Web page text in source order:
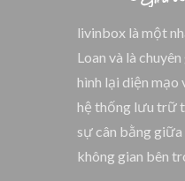
livinbox là một
Loan và là
hình lại diện mạo
hệ thống lưu trữ
sự cân bằng giữa
không gian bên